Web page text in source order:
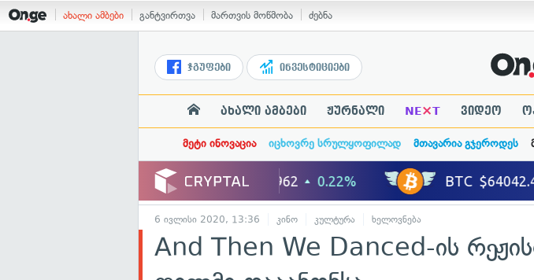
ახალი ამბები განტვირთვა მართვის მოწმობა ძებნა
ჯგუფები ინვესტიციები
ახალი ამბები ჟურნალი NE×T ვიდეო
მეტი ინოვაცია იცხოვრე სრულყოფილად მთავარია გჯეროდეს
6 ივლისი 2020, 13:36 კინო კულტურა ხელოვნება
And Then We Danced-ის